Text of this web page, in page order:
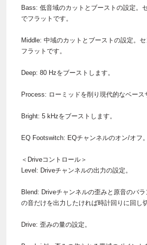
Bass: 低音域のカットとブーストの設定。
でフラットです。
Middle: 中域のカットとブーストの設定。
フラットです。
Deep: 80 Hzをブーストします。
Process: ローミッドを削り現代的なベース
Bright: 5 kHzをブーストします。
EQ Footswitch: EQチャンネルのオン/オフ。
＜Driveコントロール＞
Level: Driveチャンネルの出力の設定。
Blend: Driveチャンネルの歪みと原音のバ
の音だけを出力したければ時計回りに回し
Drive: 歪みの量の設定。